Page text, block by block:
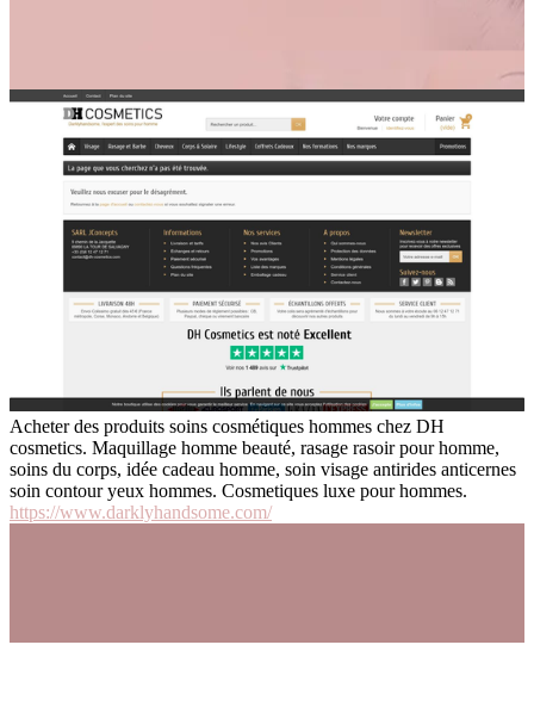
Acheter des produits soins cosmétiques hommes chez DH
cosmetics. Maquillage homme beauté, rasage rasoir pour homme,
soins du corps, idée cadeau homme, soin visage antirides anticernes
soin contour yeux hommes. Cosmetiques luxe pour hommes.
https://www.darklyhandsome.com/